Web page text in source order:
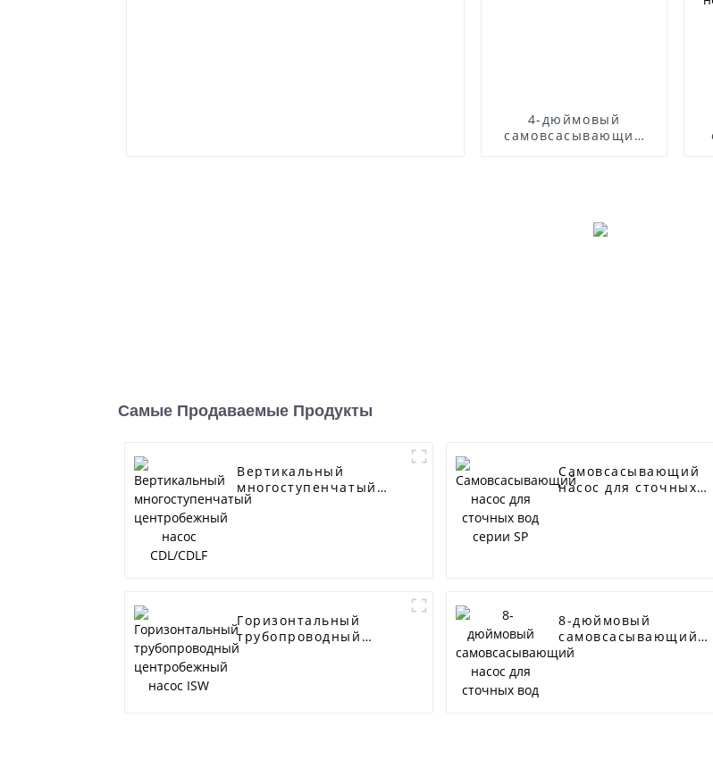
4-дюймовый
самовсасывающий
Самые Продаваемые Продукты
Вертикальный
многоступенчатый
центробежный насос
Самовсасывающий
насос для сточных
Горизонтальный
трубопроводный
центробежный насос
8-дюймовый
самовсасывающий
насос для сточных